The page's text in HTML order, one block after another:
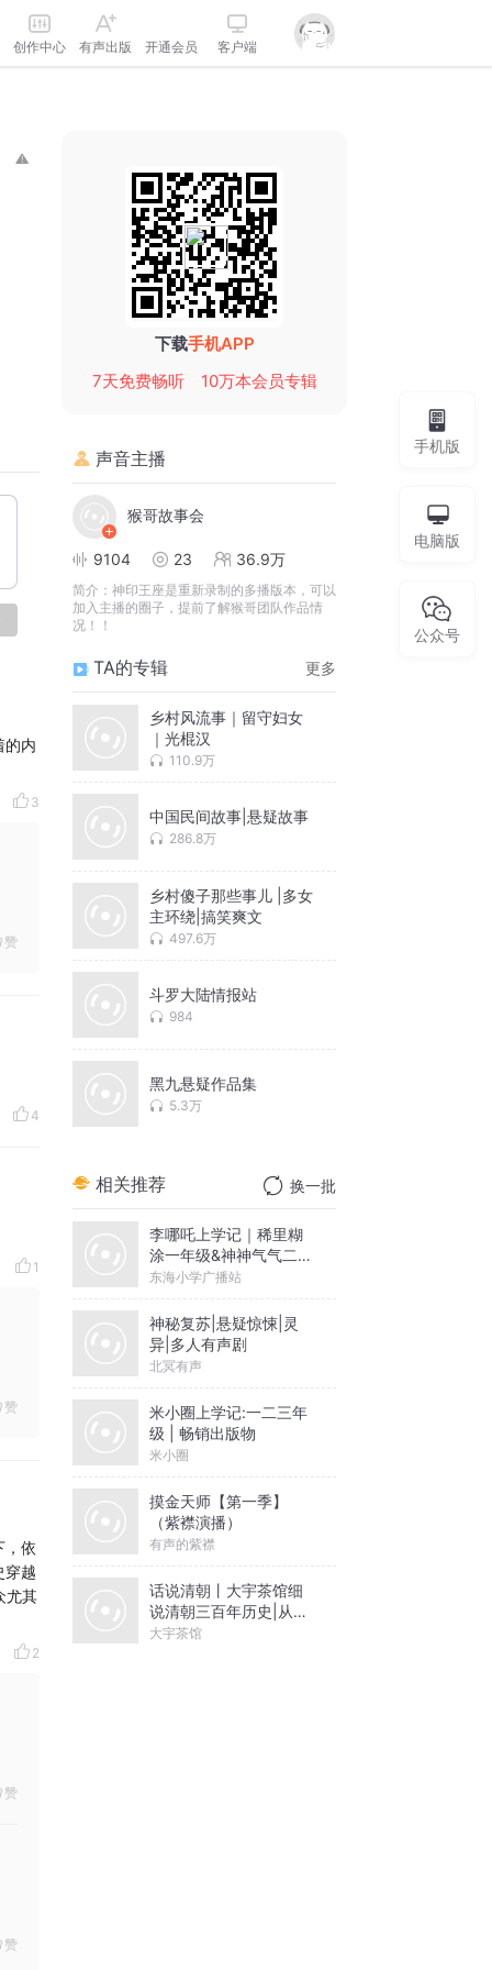
创作中心 有声出版 开通会员 客户端
的内
3
赞
4
1
赞
，依
穿越
尤其
2
赞
赞
下载手机APP
7天免费畅听
10万本会员专辑
声音主播
猴哥故事会
9104 23 36.9万
简介： 神印王座是重新录制的多播版本，可以
加入主播的圈子，提前了解猴哥团队作品情
况！！
TA的专辑 更多
乡村风流事｜留守妇女
｜光棍汉
110.9万
中国民间故事|悬疑故事
286.8万
乡村傻子那些事儿 |多女
主环绕|搞笑爽文
497.6万
斗罗大陆情报站
984
黑九悬疑作品集
5.3万
相关推荐 换一批
李哪吒上学记｜稀里糊
涂一年级&神神气气二年
级
东海小学广播站
神秘复苏|悬疑惊悚|灵
异|多人有声剧
北冥有声
米小圈上学记:一二三年
级 | 畅销出版物
米小圈
摸金天师【第一季】
（紫襟演播）
有声的紫襟
话说清朝丨大宇茶馆细
说清朝三百年历史|从努
尔哈赤到末代皇帝溥仪|
大宇茶馆
手机版
电脑版
公众号